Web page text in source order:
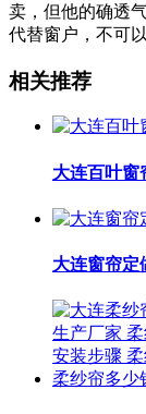
卖，但他的确透
代替窗户，不可
相关推荐
大连百叶窗
大连窗帘定